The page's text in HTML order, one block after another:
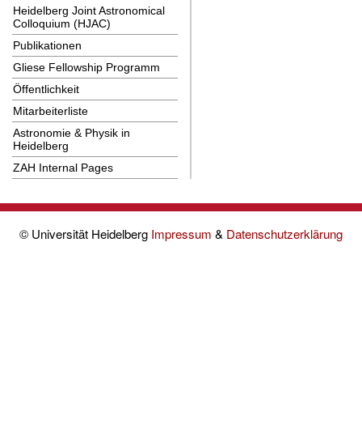
Heidelberg Joint Astronomical
Colloquium (HJAC)
Publikationen
Gliese Fellowship Programm
Öffentlichkeit
Mitarbeiterliste
Astronomie & Physik in
Heidelberg
ZAH Internal Pages
© Universität Heidelberg Impressum & Datenschutzerklärung